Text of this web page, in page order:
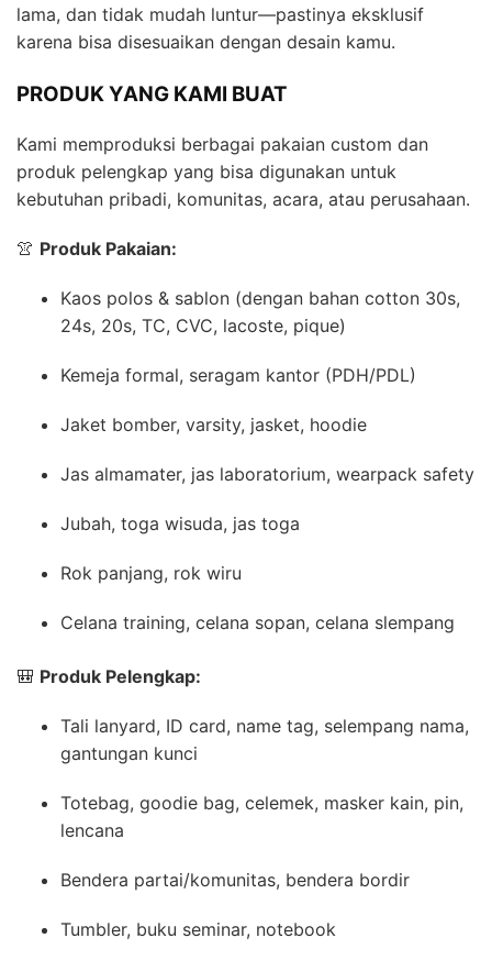
lama, dan tidak mudah luntur—pastinya eksklusif
karena bisa disesuaikan dengan desain kamu.
PRODUK YANG KAMI BUAT
Kami memproduksi berbagai pakaian custom dan
produk pelengkap yang bisa digunakan untuk
kebutuhan pribadi, komunitas, acara, atau perusahaan.
👚 Produk Pakaian:
Kaos polos & sablon (dengan bahan cotton 30s,
24s, 20s, TC, CVC, lacoste, pique)
Kemeja formal, seragam kantor (PDH/PDL)
Jaket bomber, varsity, jasket, hoodie
Jas almamater, jas laboratorium, wearpack safety
Jubah, toga wisuda, jas toga
Rok panjang, rok wiru
Celana training, celana sopan, celana slempang
🎒 Produk Pelengkap:
Tali lanyard, ID card, name tag, selempang nama,
gantungan kunci
Totebag, goodie bag, celemek, masker kain, pin,
lencana
Bendera partai/komunitas, bendera bordir
Tumbler, buku seminar, notebook